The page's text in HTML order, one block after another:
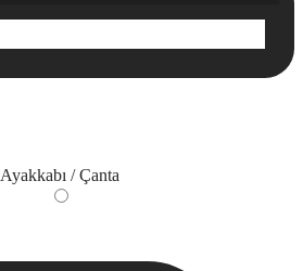
Ayakkabı / Çanta